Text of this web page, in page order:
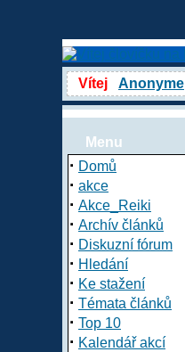
Vítej Anonyme
Menu
· Domů
· akce
· Akce_Reiki
· Archív článků
· Diskuzní fórum
· Hledání
· Ke stažení
· Témata článků
· Top 10
· Kalendář akcí